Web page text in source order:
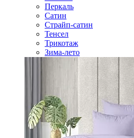
Перкаль
Сатин
Страйп-сатин
Тенсел
Трикотаж
Зима-лето